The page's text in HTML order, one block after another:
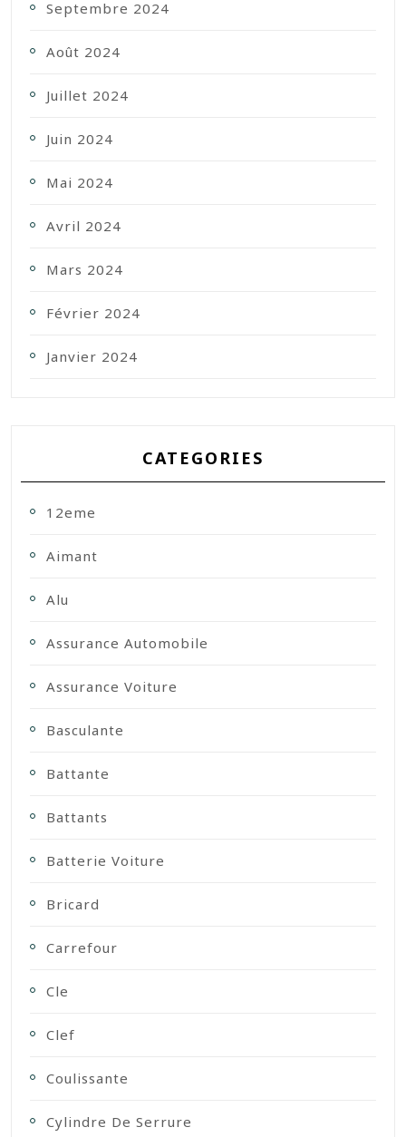
Septembre 2024
Août 2024
Juillet 2024
Juin 2024
Mai 2024
Avril 2024
Mars 2024
Février 2024
Janvier 2024
CATEGORIES
12eme
Aimant
Alu
Assurance Automobile
Assurance Voiture
Basculante
Battante
Battants
Batterie Voiture
Bricard
Carrefour
Cle
Clef
Coulissante
Cylindre De Serrure